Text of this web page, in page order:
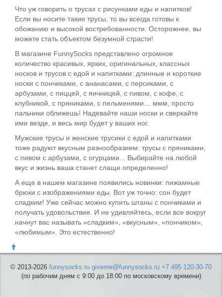
Что уж говорить о трусах с рисунками еды и напитков!
Если вы носите такие трусы, то вы всегда готовы к
обожанию и высокой востребованности. Осторожнее, вы
можете стать объектом безумной страсти!
В магазине FunnySocks представлено огромное
количество красивых, ярких, оригинальных, классных
носков и трусов с едой и напитками: длинные и короткие
носки с пончиками, с ананасами, с персиками, с
арбузами, с пиццей, с яичницей, с пивом, с кофе, с
клубникой, с пряниками, с пельменями… ммм, просто
пальчики оближешь! Надевайте наши носки и сверкайте
ими везде, и весь мир будет у ваших ног.
Мужские трусы и женские трусики с едой и напитками
тоже радуют вкусным разнообразием: трусы с пряниками,
с пивом с арбузами, с огурцами... Выбирайте на любой
вкус и жизнь ваша станет слаще определенно!
А еще в нашем магазине появились новинки: пижамные
брюки с изображениями еды. Вот уж точно: сон будет
сладким! Уже сейчас можно купить штаны с пончиками и
получать удовольствие. И не удивляйтесь, если все вокруг
начнут вас называть «сладким», «вкусным», «пончиком»,
«любимым». Это естественно!
© 2013-2026 funnysocks.ru giveme@funnysocks.ru +7 495 120-30-70
(по рабочим дням с 9:00 до 18:00 по московскому времени)